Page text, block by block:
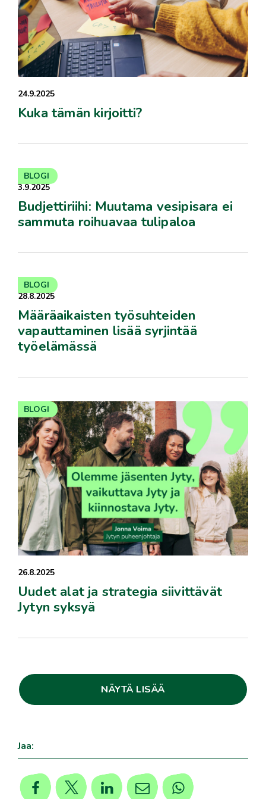
24.9.2025
Kuka tämän kirjoitti?
3.9.2025
Budjettiriihi: Muutama vesipisara ei
sammuta roihuavaa tulipaloa
BLOGI
28.8.2025
Määräaikaisten työsuhteiden
vapauttaminen lisää syrjintää
työelämässä
BLOGI
26.8.2025
Uudet alat ja strategia siivittävät
Jytyn syksyä
BLOGI
NÄYTÄ LISÄÄ
Jaa: